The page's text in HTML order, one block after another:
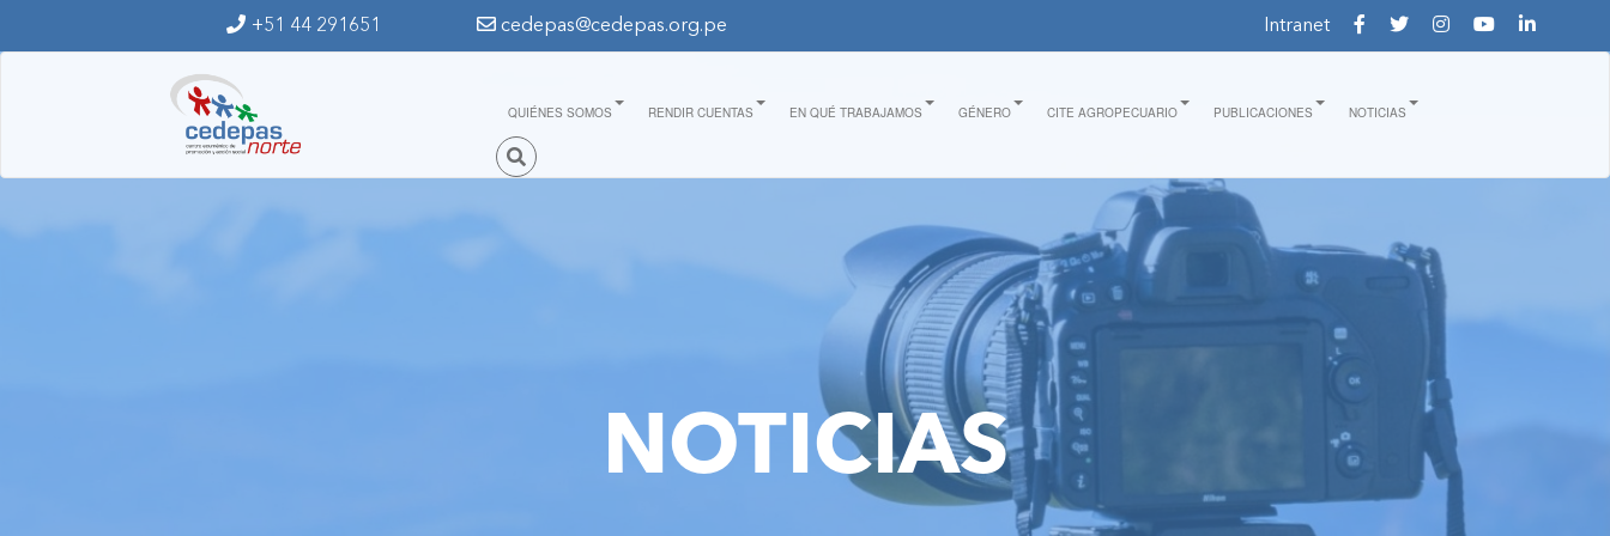
+51 44 291651 cedepas@cedepas.org.pe Intranet
QUIÉNES SOMOS RENDIR CUENTAS EN QUÉ TRABAJAMOS GÉNERO CITE AGROPECUARIO PUBLICACIONES NOTICIAS
NOTICIAS